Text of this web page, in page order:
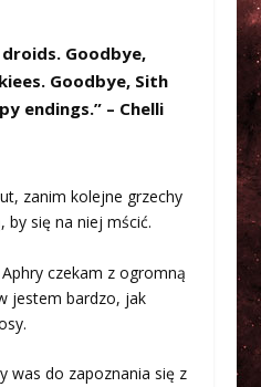
Goodbye,
Goodbye, Sith
endings.” – Chelli
zanim kolejne grzechy
by się na niej mścić.
czekam z ogromną
jestem bardzo, jak
was do zapoznania się z